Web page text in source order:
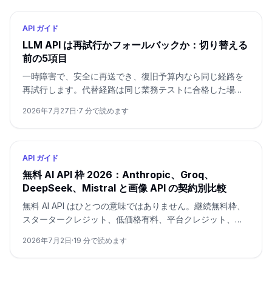
API ガイド
LLM API は再試行かフォールバックか：切り替える
前の5項目
一時障害で、安全に再送でき、復旧予算内なら同じ経路を
再試行します。代替経路は同じ業務テストに合格した場合
2026年7月27日 ·7 分で読めます
API ガイド
無料 AI API 枠 2026：Anthropic、Groq、
DeepSeek、Mistral と画像 API の契約別比較
無料 AI API はひとつの意味ではありません。継続無料枠、
スタータークレジット、低価格有料、平台クレジット、ゲ
します。
2026年7月2日 ·19 分で読めます